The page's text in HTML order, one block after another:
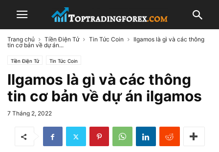
Trang chủ Tiền Điện Tử Tin Tức Coin
Ilgamos là gì và các thông
tin cơ bản về dự án...
Tiền Điện Tử Tin Tức Coin
Ilgamos là gì và các thông
tin cơ bản về dự án ilgamos
7 Tháng 2, 2022